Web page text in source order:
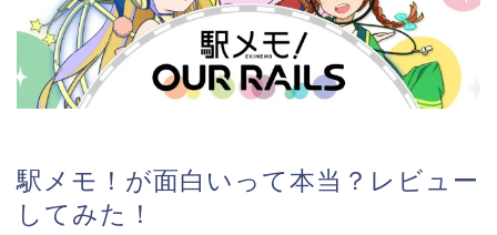
駅メモ！が面白いって本当？レビュー
してみた！